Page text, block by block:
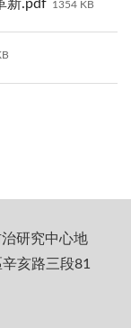
新.pdf 1354 KB
研究中心地
亥路三段81